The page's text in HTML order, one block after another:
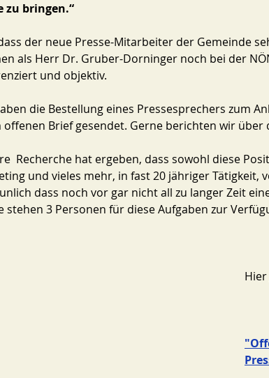
zu bringen.“
der neue Presse-Mitarbeiter der Gemeinde
als Herr Dr. Gruber-Dorninger noch bei der
und objektiv.
die Bestellung eines Pressesprechers zum
offenen Brief gesendet. Gerne berichten wir über
Recherche hat ergeben, dass sowohl diese
und vieles mehr, in fast 20 jähriger Tätigkeit,
dass noch vor gar nicht all zu langer Zeit
stehen 3 Personen für diese Aufgaben zur